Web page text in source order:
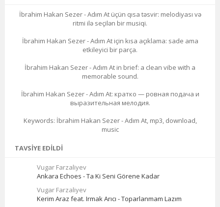
İbrahim Hakan Sezer - Adım At üçün qısa təsvir: melodiyası və
ritmi ilə seçilən bir musiqi.
İbrahim Hakan Sezer - Adım At için kısa açıklama: sade ama
etkileyici bir parça.
İbrahim Hakan Sezer - Adım At in brief: a clean vibe with a
memorable sound.
İbrahim Hakan Sezer - Adım At: кратко — ровная подача и
выразительная мелодия.
Keywords: İbrahim Hakan Sezer - Adım At, mp3, download,
music
TAVSIYE EDILDI
Vugar Farzaliyev
Ankara Echoes - Ta Ki Seni Görene Kadar
Vugar Farzaliyev
Kerim Araz feat. Irmak Arıcı - Toparlanmam Lazım